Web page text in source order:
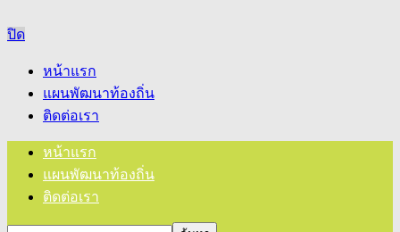
ปิด
หน้าแรก
แผนพัฒนาท้องถิ่น
ติดต่อเรา
หน้าแรก
แผนพัฒนาท้องถิ่น
ติดต่อเรา